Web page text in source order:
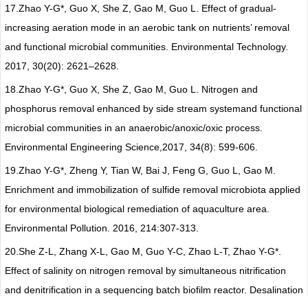
17. Zhao Y-G*, Guo X, She Z, Gao M, Guo L. Effect of gradual-
increasing aeration mode in an aerobic tank on nutrients’ removal
and functional microbial communities. Environmental Technology.
2017, 30(20): 2621–2628.
18. Zhao Y-G*, Guo X, She Z, Gao M, Guo L. Nitrogen and
phosphorus removal enhanced by side stream systemand functional
microbial communities in an anaerobic/anoxic/oxic process.
Environmental Engineering Science,2017, 34(8): 599-606.
19. Zhao Y-G*, Zheng Y, Tian W, Bai J, Feng G, Guo L, Gao M.
Enrichment and immobilization of sulfide removal microbiota applied
for environmental biological remediation of aquaculture area.
Environmental Pollution. 2016, 214:307-313.
20. She Z-L, Zhang X-L, Gao M, Guo Y-C, Zhao L-T, Zhao Y-G*.
Effect of salinity on nitrogen removal by simultaneous nitrification
and denitrification in a sequencing batch biofilm reactor. Desalination